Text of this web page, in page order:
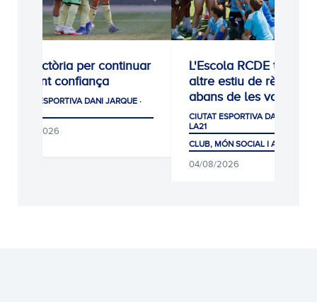
0-1: Victòria per continuar
agafant confiança
CIUTAT ESPORTIVA DANI JARQUE ·
05/08/2026
L'Escola RCDE tanca
altre estiu de rècord
abans de les vacances
CIUTAT ESPORTIVA DANI
LA21
CLUB, MÓN SOCIAL I AFICIÓ
04/08/2026